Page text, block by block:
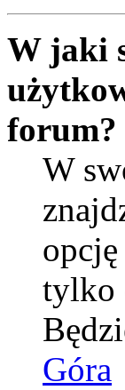
W jaki
forum?
W
tylko
Góra